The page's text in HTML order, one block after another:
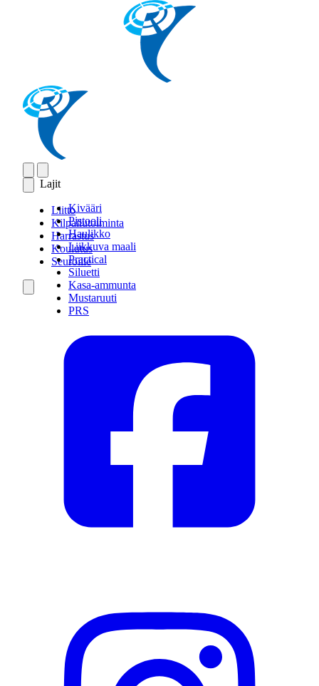
Lajit
Kivääri
Pistooli
Haulikko
Liikkuva maali
Practical
Siluetti
Kasa-ammunta
Mustaruuti
PRS
Liitto
Kilpailutoiminta
Harrastus
Koulutus
Seuroille